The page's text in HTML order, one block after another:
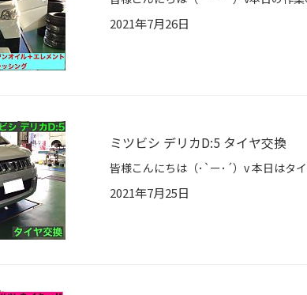
2021年7月26日
ミツビシ デリカD:5 タイヤ交換
2021年7月25日